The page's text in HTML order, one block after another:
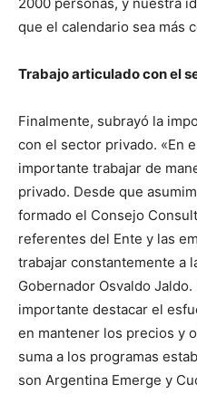
que el calendario sea más
Trabajo articulado con el
Finalmente, subrayó la
con el sector privado. «En
importante trabajar de
privado. Desde que
formado el Consejo
referentes del Ente y las
trabajar constantemente a
Gobernador Osvaldo
importante destacar el
en mantener los precios y
suma a los programas
son Argentina Emerge y